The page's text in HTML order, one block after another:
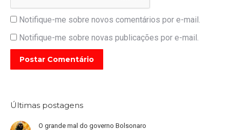
Notifique-me sobre novos comentários por e-mail.
Notifique-me sobre novas publicações por e-mail.
Postar Comentário
Últimas postagens
O grande mal do governo Bolsonaro